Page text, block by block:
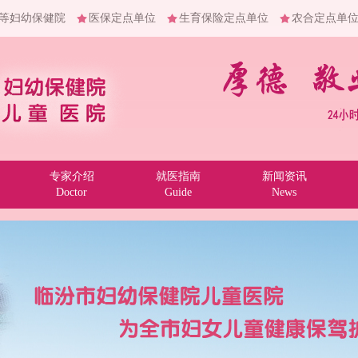
妇幼保健院 医保定点单位 生育保险定点单位 农合定点单位
专家介绍
Doctor
就医指南
Guide
新闻资讯
News